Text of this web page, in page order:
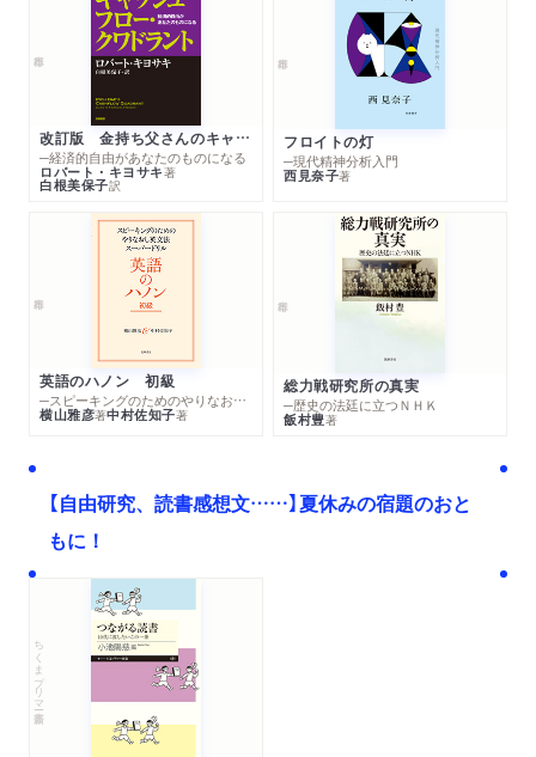
改訂版 金持ち父さんのキャッシュフロー・クワドラント
─経済的自由があなたのものになる
ロバート・キヨサキ著
白根美保子訳
フロイトの灯
─現代精神分析入門
西見奈子著
英語のハノン 初級
─スピーキングのためのやりなおし英文法スーパードリル
横山雅彦著中村佐知子著
総力戦研究所の真実
─歴史の法廷に立つＮＨＫ
飯村豊著
【自由研究、読書感想文……】夏休みの宿題のおと
もに！
ちくまプリマー新書